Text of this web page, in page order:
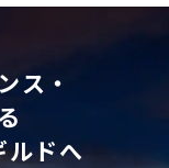
ス・
ルドへ